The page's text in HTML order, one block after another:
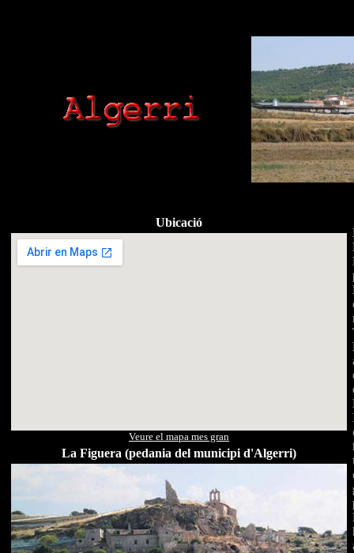
Ubicació
Veure el mapa mes gran
La Figuera (pedania del municipi d'Algerri)